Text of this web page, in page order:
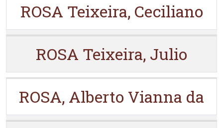
ROSA Teixeira, Ceciliano
ROSA Teixeira, Julio
ROSA, Alberto Vianna da